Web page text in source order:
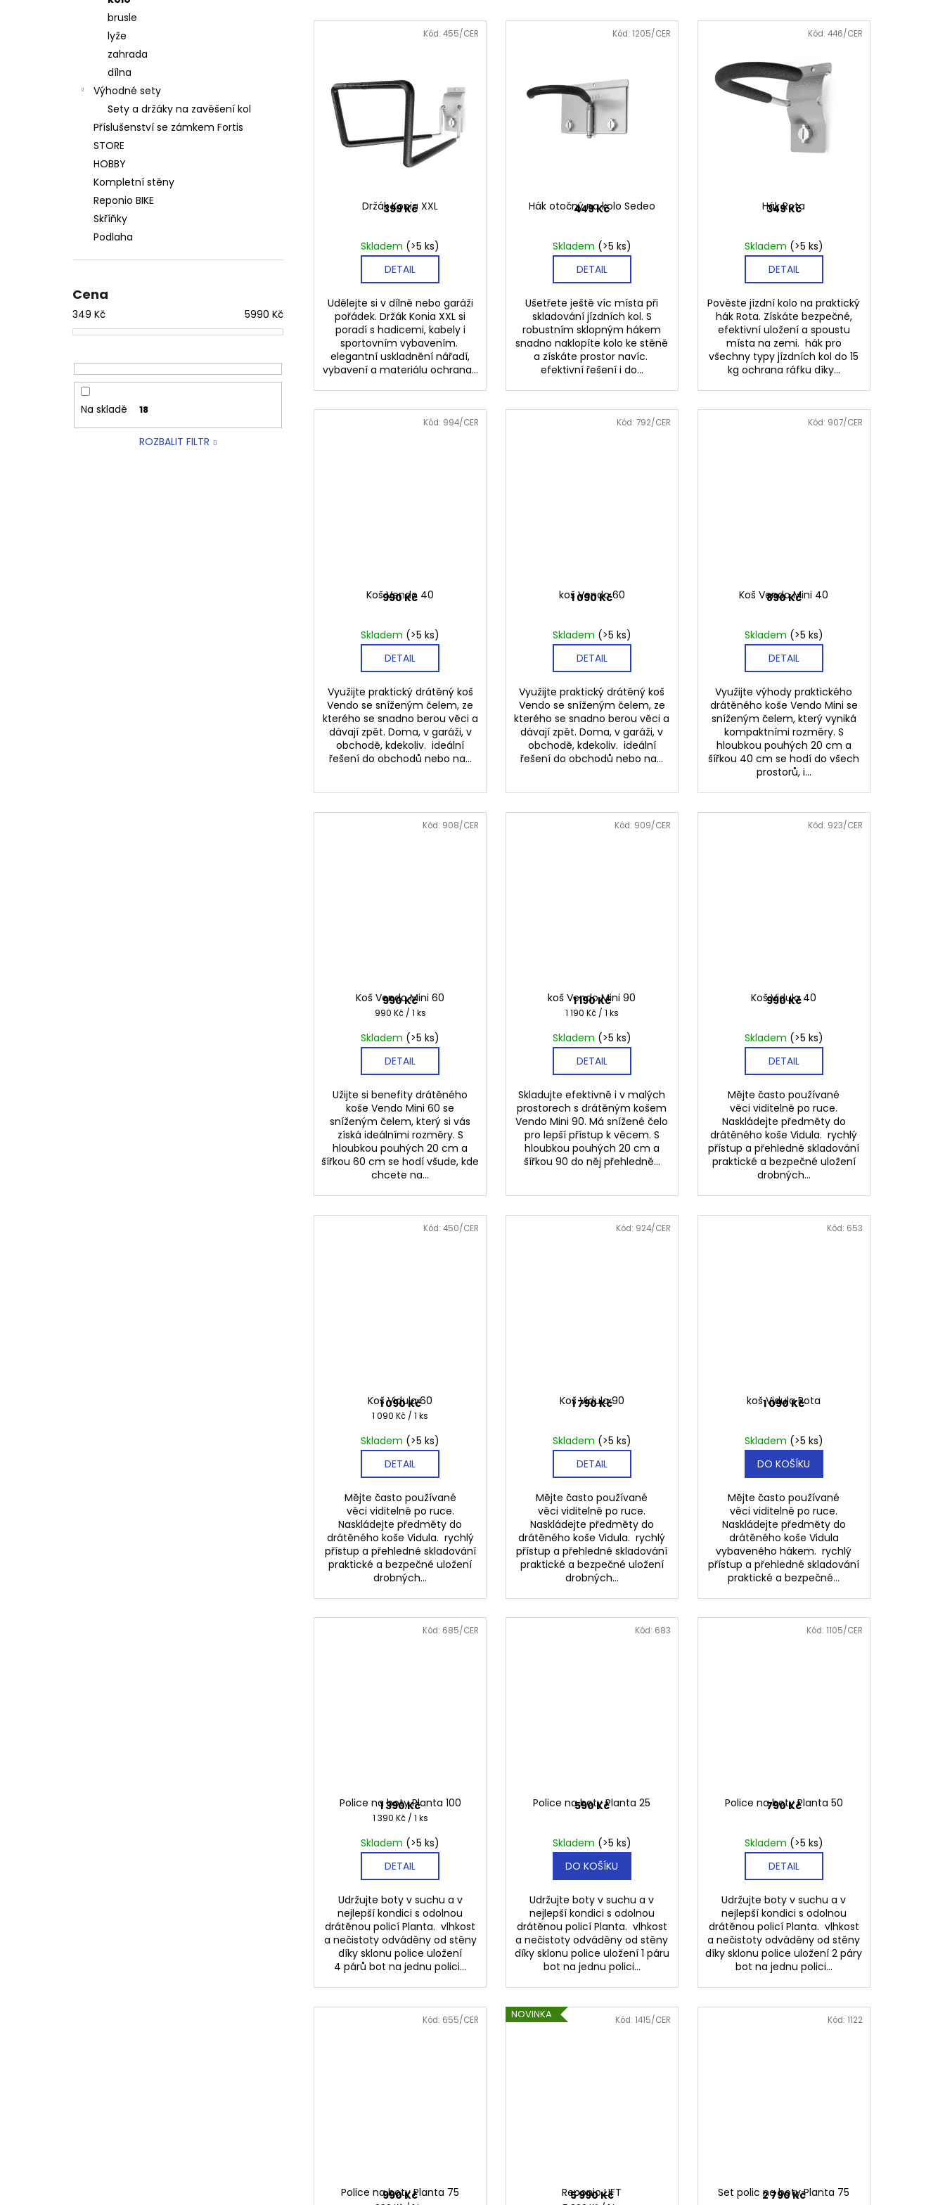
brusle
lyže
zahrada
dílna
Výhodné sety
Sety a držáky na zavěšení kol
Příslušenství se zámkem Fortis
STORE
HOBBY
Kompletní stěny
Reponio BIKE
Skříňky
Podlaha
Cena
349 Kč 5990 Kč
Na skladě 18
ROZBALIT FILTR
V
Držák Konia XXL
Skladem (>5 ks)
399 Kč
DETAIL
Udělejte si v dílně nebo garáži
pořádek. Držák Konia XXL si
poradí s hadicemi, kabely i
sportovním vybavením.
elegantní uskladnění nářadí,
vybavení a materiálu ochrana...
Kód:455/CER
Hák otočný na kolo Sedeo
Skladem (>5 ks)
449 Kč
DETAIL
Ušetřete ještě víc místa při
skladování jízdních kol. S
robustním sklopným hákem
snadno naklopíte kolo ke stěně
a získáte prostor navíc.
efektivní řešení i do...
Kód: 1205/CER
Hák Rota
Skladem (>5 ks)
349 Kč
DETAIL
Pověste jízdní kolo na praktický
hák Rota. Získáte bezpečné,
efektivní uložení a spoustu
místa na zemi. hák pro
všechny typy jízdních kol do 15
kg ochrana ráfku díky...
Kód: 446/CER
Koš Vendo 40
Skladem (>5 ks)
990 Kč
DETAIL
Využijte praktický drátěný koš
Vendo se sníženým čelem, ze
kterého se snadno berou věci a
dávají zpět. Doma, v garáži, v
obchodě, kdekoliv. ideální
řešení do obchodů nebo na...
Kód: 994/CER
koš Vendo 60
Skladem (>5 ks)
1 090 Kč
DETAIL
Využijte praktický drátěný koš
Vendo se sníženým čelem, ze
kterého se snadno berou věci a
dávají zpět. Doma, v garáži, v
obchodě, kdekoliv. ideální
řešení do obchodů nebo na...
Kód: 792/CER
Koš Vendo Mini 40
Skladem (>5 ks)
890 Kč
DETAIL
Využijte výhody praktického
drátěného koše Vendo Mini se
sníženým čelem, který vyniká
kompaktními rozměry. S
hloubkou pouhých 20 cm a
šířkou 40 cm se hodí do všech
prostorů, i...
Kód: 907/CER
Koš Vendo Mini 60
Skladem (>5 ks)
990 Kč
Měrná
990 Kč / 1 ks
DETAIL
Užijte si benefity drátěného
koše Vendo Mini 60 se
sníženým čelem, který si vás
získá ideálními rozměry. S
hloubkou pouhých 20 cm a
šířkou 60 cm se hodí všude, kde
chcete na...
Kód: 908/CER
koš Vendo Mini 90
Skladem (>5 ks)
1 190 Kč
Měrná
1 190 Kč / 1 ks
DETAIL
Skladujte efektivně i v malých
prostorech s drátěným košem
Vendo Mini 90. Má snížené čelo
pro lepší přístup k věcem. S
hloubkou pouhých 20 cm a
šířkou 90 do něj přehledně...
Kód: 909/CER
Koš Vidula 40
Skladem (>5 ks)
990 Kč
DETAIL
Mějte často používané
věci viditelně po ruce.
Naskládejte předměty do
drátěného koše Vidula. rychlý
přístup a přehledné skladování
praktické a bezpečné uložení
drobných...
Kód: 923/CER
Koš Vidula 60
Skladem (>5 ks)
1 090 Kč
Měrná
1 090 Kč / 1 ks
DETAIL
Mějte často používané
věci viditelně po ruce.
Naskládejte předměty do
drátěného koše Vidula. rychlý
přístup a přehledné skladování
praktické a bezpečné uložení
drobných...
Kód:450/CER
Koš Vidula 90
Skladem (>5 ks)
1 790 Kč
DETAIL
Mějte často používané
věci viditelně po ruce.
Naskládejte předměty do
drátěného koše Vidula. rychlý
přístup a přehledné skladování
praktické a bezpečné uložení
drobných...
Kód: 924/CER
koš Vidula Rota
Skladem (>5 ks)
1 090 Kč
DO KOŠÍKU
Mějte často používané
věci viditelně po ruce.
Naskládejte předměty do
drátěného koše Vidula
vybaveného hákem. rychlý
přístup a přehledné skladování
praktické a bezpečné...
Kód: 653
Police na boty Planta 100
Skladem (>5 ks)
1 390 Kč
Měrná
1 390 Kč / 1 ks
DETAIL
Udržujte boty v suchu a v
nejlepší kondici s odolnou
drátěnou policí Planta. vlhkost
a nečistoty odváděny od stěny
díky sklonu police uložení
4 párů bot na jednu polici...
Kód: 685/CER
Police na boty Planta 25
Skladem (>5 ks)
590 Kč
DO KOŠÍKU
Udržujte boty v suchu a v
nejlepší kondici s odolnou
drátěnou policí Planta. vlhkost
a nečistoty odváděny od stěny
díky sklonu police uložení 1 páru
bot na jednu polici...
Kód: 683
Police na boty Planta 50
Skladem (>5 ks)
790 Kč
DETAIL
Udržujte boty v suchu a v
nejlepší kondici s odolnou
drátěnou policí Planta. vlhkost
a nečistoty odváděny od stěny
díky sklonu police uložení 2 páry
bot na jednu polici...
Kód: 1105/CER
Police na boty Planta 75
990 Kč
Kód: 655/CER NOVINKA
Reponio LIFT
5 990 Kč
Kód: 1415/CER
Set polic na boty Planta 75
2 790 Kč
Kód: 1122
WALL KIT ORIGINAL MAX ŠEDÝ
12 500 Kč
Původně:
39 Kč